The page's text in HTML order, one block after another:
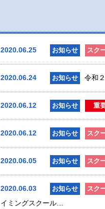
2020.06.25 お知らせ スク
2020.06.24 お知らせ 令和
2020.06.12 お知らせ 重
2020.06.12 お知らせ スク
2020.06.05 お知らせ スク
2020.06.03 お知らせ スク
イミングスクール…